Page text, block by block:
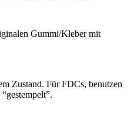
Gummi/Kleber mit
Zustand. Für FDCs, benutzen